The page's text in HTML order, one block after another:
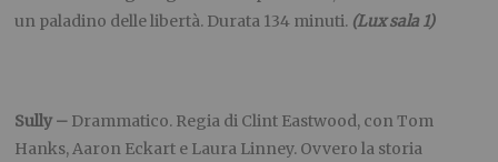
un paladino delle libertà. Durata 134 minuti. (Lux sala 1)
Sully – Drammatico. Regia di Clint Eastwood, con Tom
Hanks, Aaron Eckart e Laura Linney. Ovvero la storia